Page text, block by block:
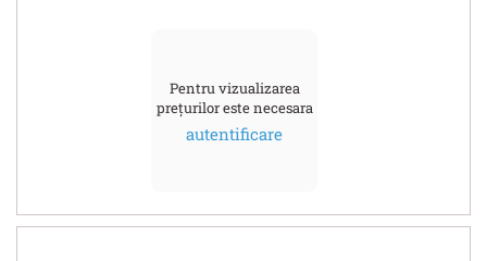
Pentru vizualizarea
prețurilor este necesara
autentificare